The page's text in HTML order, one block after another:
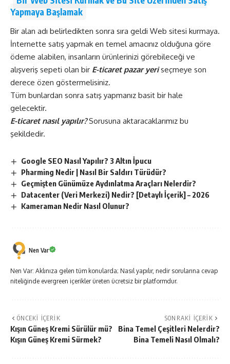
Yapmaya Başlamak
Bir alan adı belirledikten sonra sıra geldi Web sitesi kurmaya.
İnternette satış yapmak en temel amacınız olduğuna göre
ödeme alabilen, insanların ürünlerinizi görebileceği ve
alışveriş sepeti olan bir E-ticaret pazar yeriseçmeye son
derece özen göstermelisiniz.
Tüm bunlardan sonra satış yapmanız basit bir hale
gelecektir.
E-ticaret nasıl yapılır?Sorusuna aktaracaklarımız bu
şekildedir.
Google SEO Nasıl Yapılır? 3 Altın İpucu
Pharming Nedir | Nasıl Bir Saldırı Türüdür?
Geçmişten Günümüze Aydınlatma Araçları Nelerdir?
Datacenter (Veri Merkezi) Nedir? [Detaylı İçerik] – 2026
Kameraman Nedir Nasıl Olunur?
Nen Var
Nen Var: Aklınıza gelen tüm konularda; Nasıl yapılır, nedir sorularına cevap
niteliğinde evergreen içerikler üreten ücretsiz bir platformdur.
ÖNCEKI İÇERIK
Kışın Güneş Kremi Sürülür mü?
Kışın Güneş Kremi Sürmek?
SONRAKI İÇERIK
Bina Temel Çeşitleri Nelerdir?
Bina Temeli Nasıl Olmalı?